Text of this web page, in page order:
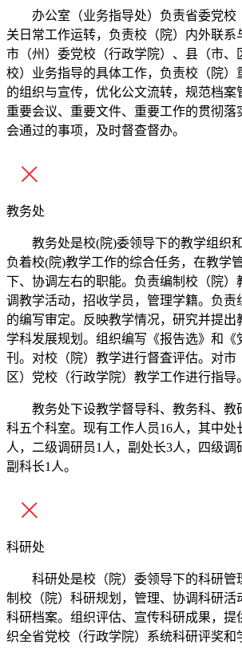
办公室（业务指导处）负责省委党校
关日常工作运转，负责校（院）内外联系
市（州）委党校（行政学院）、县（市、
校）业务指导的具体工作，负责校（院）
的组织与宣传，优化公文流转，规范档案
重要会议、重要文件、重要工作的贯彻落
会通过的事项，及时督查督办。
教务处
教务处是校(院)委领导下的教学组织
负着校(院)教学工作的综合任务，在教学
下、协调左右的职能。负责编制校（院
调教学活动，招收学员，管理学籍。负责
的编写审定。反映教学情况，研究并提出
学科发展规划。组织编写《报告选》和《
刊。对校（院）教学进行督査评估。对市
区）党校（行政学院）教学工作进行指导。
教务处下设教学督导科、教务科、教
科五个科室。现有工作人员16人，其中处
人，二级调研员1人，副处长3人，四级调
副科长1人。
科研处
科研处是校（院）委领导下的科研管
制校（院）科研规划，管理、协调科研活
科研档案。组织评估、宣传科研成果，提
织全省党校（行政学院）系统科研评奖和